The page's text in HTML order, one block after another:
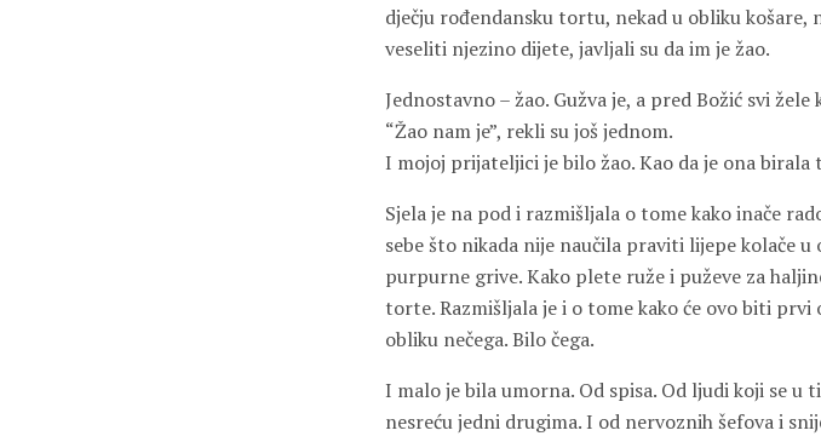
dječju rođendansku tortu, nekad u obliku
veseliti njezino dijete, javljali su da im je žao.
Jednostavno – žao. Gužva je, a pred Božić svi
“Žao nam je”, rekli su još jednom.
I mojoj prijateljici je bilo žao. Kao da je ona
Sjela je na pod i razmišljala o tome kako inače
sebe što nikada nije naučila praviti lijepe kolače
purpurne grive. Kako plete ruže i puževe za
torte. Razmišljala je i o tome kako će ovo biti
obliku nečega. Bilo čega.
I malo je bila umorna. Od spisa. Od ljudi koji se u
nesreću jedni drugima. I od nervoznih šefova i